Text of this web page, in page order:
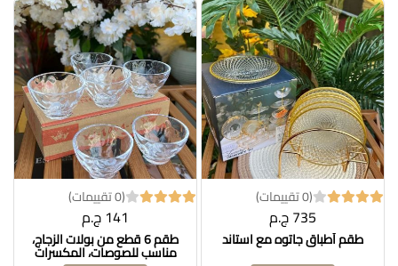
(0 تقييمات)
735 ج.م
طقم أطباق جاتوه مع استاند
(0 تقييمات)
141 ج.م
طقم 6 قطع من بولات الزجاج،
مناسب للصوصات، المكسرات